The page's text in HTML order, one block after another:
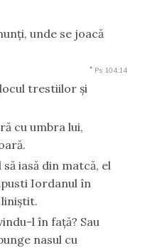
unde se joacă
* Ps 104:14
trestiilor şi
cu umbra lui,
iasă din matcă, el
Iordanul în
l în faţă? Sau
nasul cu